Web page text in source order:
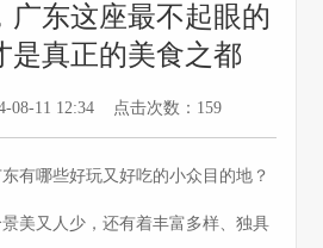
广东这座最不起眼的
是真正的美食之都
08-11 12:34 点击次数：159
有哪些好玩又好吃的小众目的地？
美又人少，还有着丰富多样、独具